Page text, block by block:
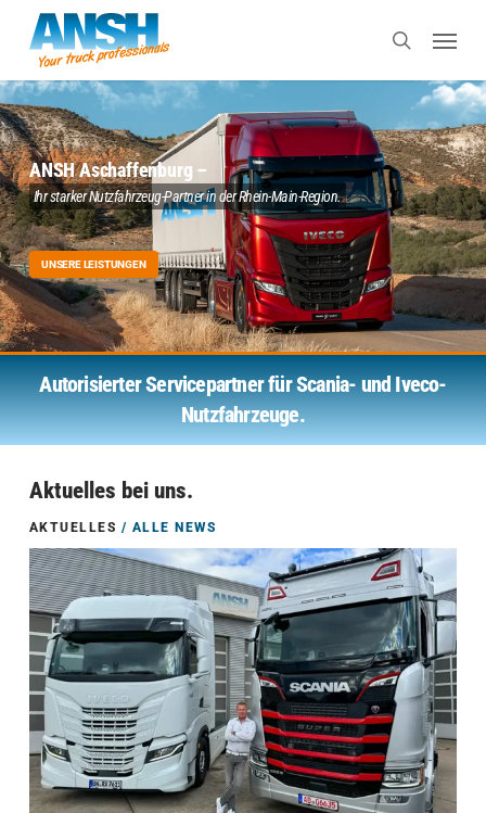
content
search
ANSH Aschaffenburg –
Ihr starker Nutzfahrzeug-Partner in der Rhein-Main-Region.
UNSERE LEISTUNGEN
Autorisierter Servicepartner für Scania- und Iveco-
Nutzfahrzeuge.
Aktuelles bei uns.
AKTUELLES / ALLE NEWS